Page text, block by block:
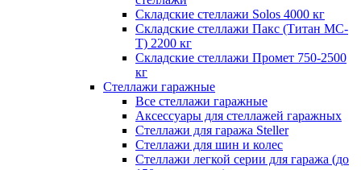
Складские стеллажи Solos 4000 кг
Складские стеллажи Пакс (Титан МС-
Т) 2200 кг
Складские стеллажи Промет 750-2500
кг
Стеллажи гаражные
Все стеллажи гаражные
Аксессуары для стеллажей гаражных
Стеллажи для гаража Steller
Стеллажи для шин и колес
Стеллажи легкой серии для гаража (до